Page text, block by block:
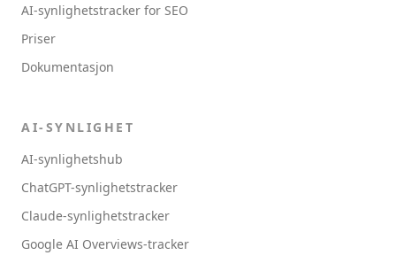
AI-synlighetstracker for SEO
Priser
Dokumentasjon
AI-SYNLIGHET
AI-synlighetshub
ChatGPT-synlighetstracker
Claude-synlighetstracker
Google AI Overviews-tracker